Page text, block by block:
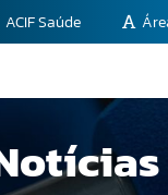
ACIF Saúde